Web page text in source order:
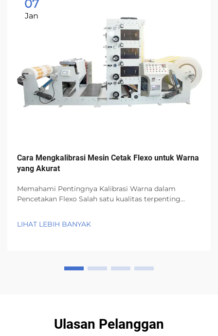
07
Jan
Cara Mengkalibrasi Mesin Cetak Flexo untuk Warna
yang Akurat
Memahami Pentingnya Kalibrasi Warna dalam
Pencetakan Flexo Salah satu kualitas terpenting
LIHAT LEBIH BANYAK
Ulasan Pelanggan